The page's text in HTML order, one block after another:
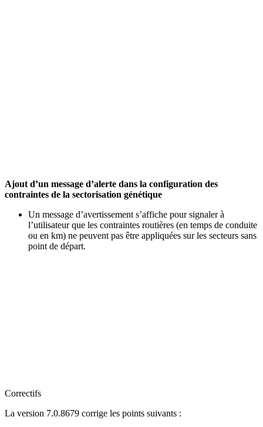
Ajout d’un message d’alerte dans la configuration des
contraintes de la sectorisation génétique
Un message d’avertissement s’affiche pour signaler à
l’utilisateur que les contraintes routières (en temps de conduite
ou en km) ne peuvent pas être appliquées sur les secteurs sans
point de départ.
Correctifs
La version 7.0.8679 corrige les points suivants :